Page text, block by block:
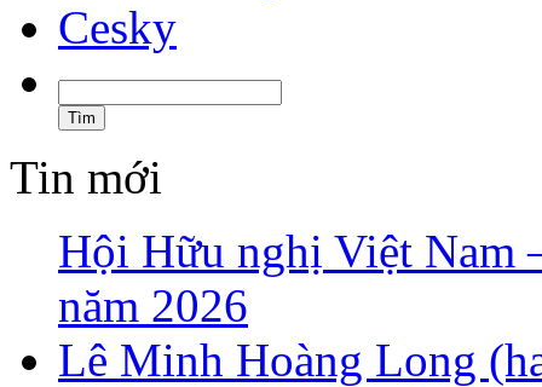
Cesky
Tin mới
Hội Hữu nghị Việt Nam
năm 2026
Lê Minh Hoàng Long